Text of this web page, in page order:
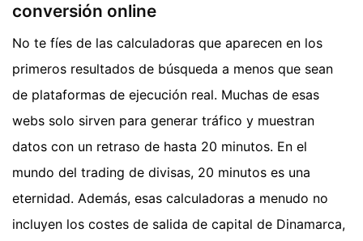
conversión online
No te fíes de las calculadoras que aparecen en los
primeros resultados de búsqueda a menos que sean
de plataformas de ejecución real. Muchas de esas
webs solo sirven para generar tráfico y muestran
datos con un retraso de hasta 20 minutos. En el
mundo del trading de divisas, 20 minutos es una
eternidad. Además, esas calculadoras a menudo no
incluyen los costes de salida de capital de Dinamarca,